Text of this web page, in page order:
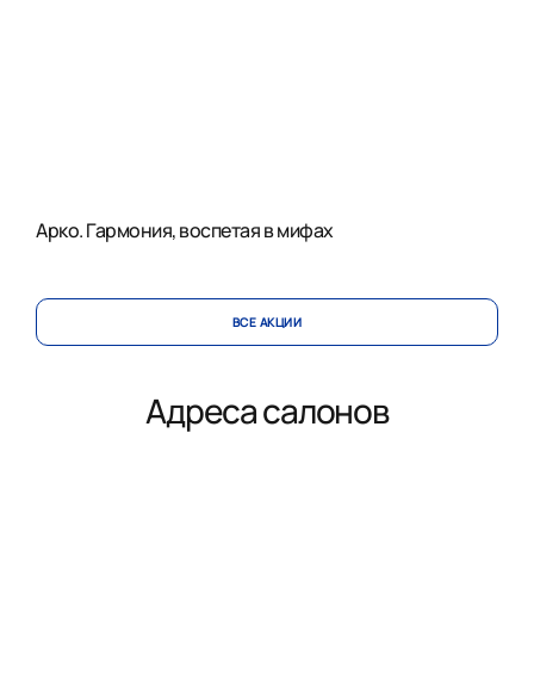
Арко. Гармония, воспетая в мифах
ВСЕ АКЦИИ
Адреса салонов